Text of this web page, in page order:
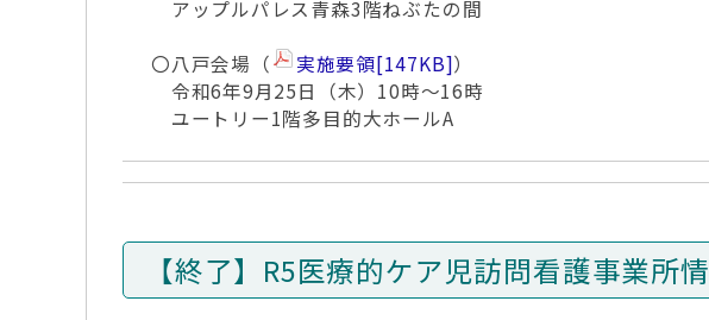
アップルパレス青森3階ねぶたの間
〇八戸会場（
実施要領[147KB]）
令和6年9月25日（木）10時～16時
ユートリー1階多目的大ホールA
【終了】R5医療的ケア児訪問看護事業所